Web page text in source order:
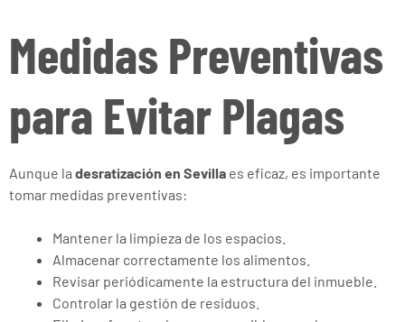
Medidas Preventivas
para Evitar Plagas
Aunque la desratización en Sevilla es eficaz, es importante
tomar medidas preventivas:
Mantener la limpieza de los espacios.
Almacenar correctamente los alimentos.
Revisar periódicamente la estructura del inmueble.
Controlar la gestión de residuos.